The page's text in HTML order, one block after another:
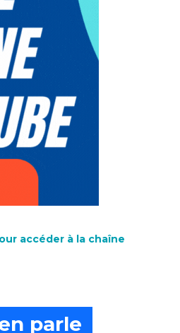
accéder à la chaîne
parle